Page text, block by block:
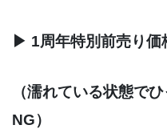
▶ 1周年特別前売り価
（濡れている状態で
NG）